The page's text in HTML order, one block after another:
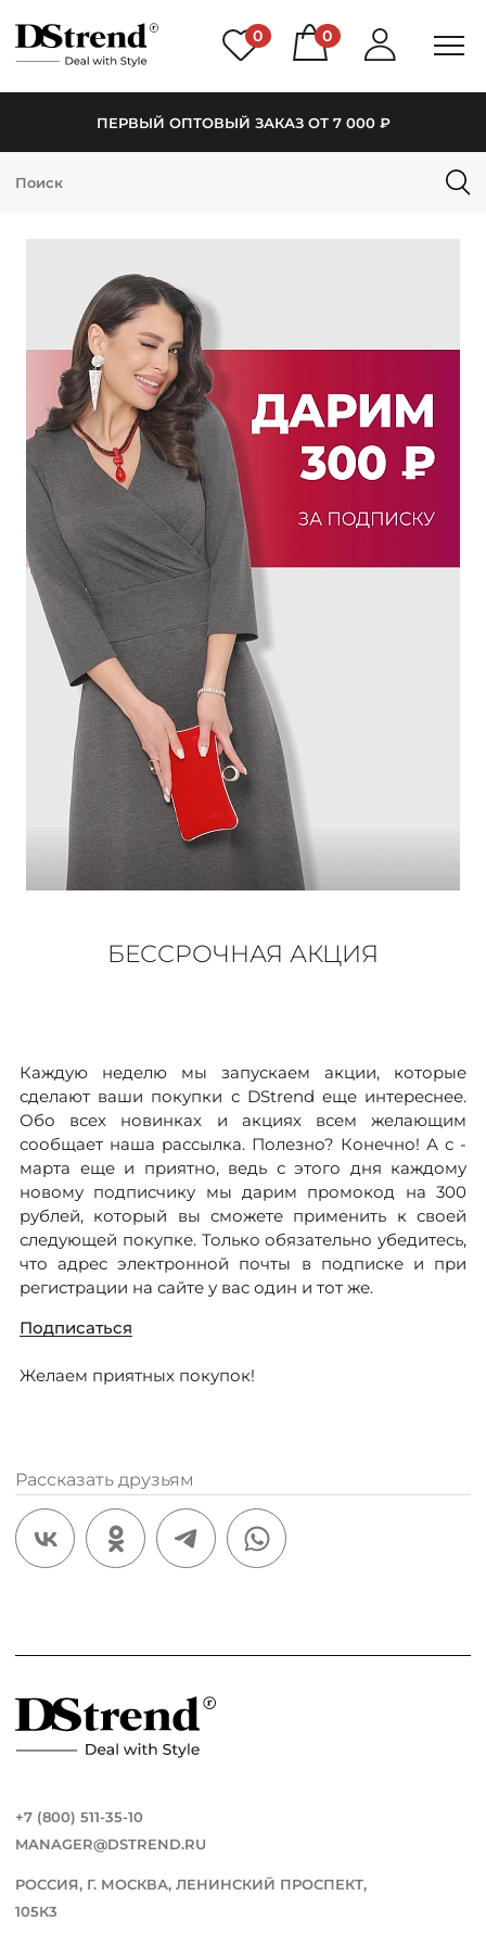
0 0
ПЕРВЫЙ ОПТОВЫЙ ЗАКАЗ ОТ 7 000 ₽
КАТАЛОГ
PREMIUM
РАСПРОДАЖА
АКЦИИ
КОНТАКТЫ
ЖУРНАЛ
О НАС
СКИДКИ
ЧАСТО ЗАДАВАЕМЫЕ ВОПРОСЫ
ОПТОВЫМ ПОКУПАТЕЛЯМ
ТАБЛИЦА РАЗМЕРОВ
МОСКВА
+7 (800) 511-35-10
MANAGER@DSTREND.RU
ЗАКАЗАТЬ ЗВОНОК
/
БЕССРОЧНАЯ АКЦИЯ
Каждую неделю мы запускаем акции, которые
сделают ваши покупки с DStrend еще интереснее.
Обо всех новинках и акциях всем желающим
сообщает наша рассылка. Полезно? Конечно! А с -
марта еще и приятно, ведь с этого дня каждому
новому подписчику мы дарим промокод на 300
рублей, который вы сможете применить к своей
следующей покупке. Только обязательно убедитесь,
что адрес электронной почты в подписке и при
регистрации на сайте у вас один и тот же.
Подписаться
Желаем приятных покупок!
Рассказать друзьям
+7 (800) 511-35-10
MANAGER@DSTREND.RU
РОССИЯ, Г. МОСКВА, ЛЕНИНСКИЙ ПРОСПЕКТ,
105К3